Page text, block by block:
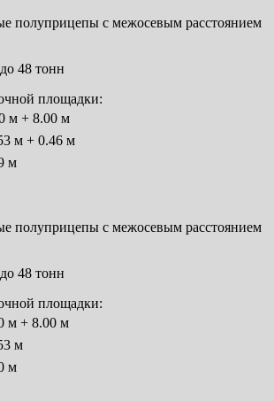
полуприцепы с межосевым расстоянием
48 тонн
площадки:
м + 8.00 м
м + 0.46 м
м
полуприцепы с межосевым расстоянием
48 тонн
площадки:
м + 8.00 м
м
м